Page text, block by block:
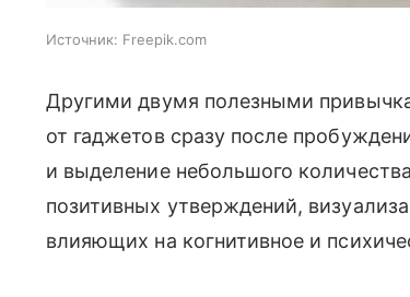
Источник: Freepik.com
Другими двумя полезными
от гаджетов сразу после
и выделение небольшого
позитивных утверждений,
влияющих на когнитивное и